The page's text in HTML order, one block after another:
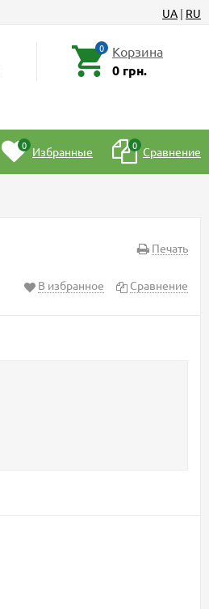
UA | RU
0 Корзина
0 грн.
0 Избранные 0 Сравнение
Печать
В избранное Сравнение